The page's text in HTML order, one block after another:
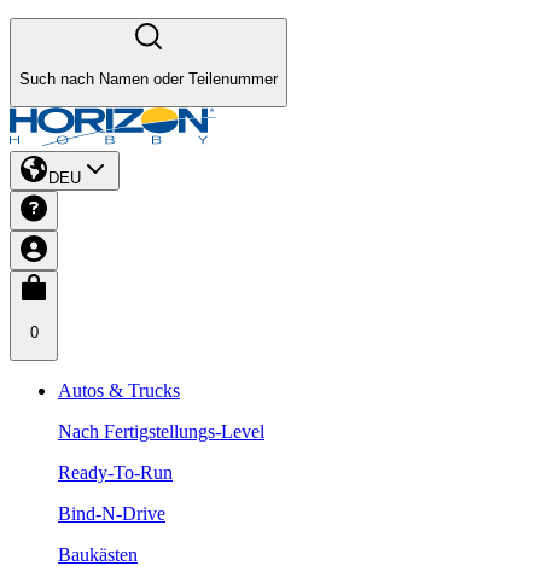
Such nach Namen oder Teilenummer
DEU
0
Autos & Trucks
Nach Fertigstellungs-Level
Ready-To-Run
Bind-N-Drive
Baukästen